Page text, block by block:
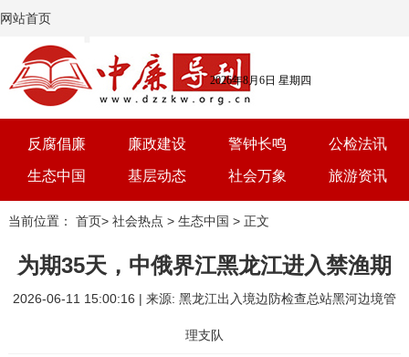
网站首页
2026年8月6日 星期四
反腐倡廉 廉政建设 警钟长鸣 公检法讯
生态中国 基层动态 社会万象 旅游资讯
党建 文选 三农 艺术
当前位置： 首页> 社会热点 > 生态中国 > 正文
为期35天，中俄界江黑龙江进入禁渔期
2026-06-11 15:00:16 | 来源: 黑龙江出入境边防检查总站黑河边境管
理支队